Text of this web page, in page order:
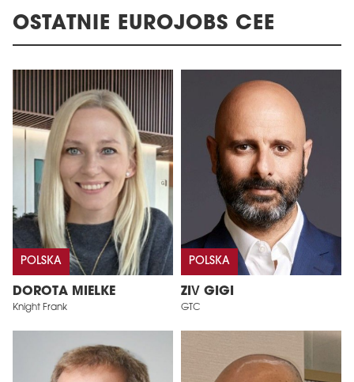
OSTATNIE EUROJOBS CEE
POLSKA
DOROTA MIELKE
Knight Frank
POLSKA
ZIV GIGI
GTC